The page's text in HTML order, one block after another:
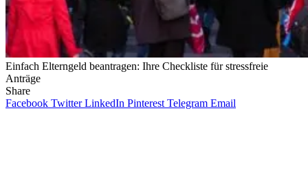
Einfach Elterngeld beantragen: Ihre Checkliste für stressfreie
Anträge
Share
Facebook Twitter LinkedIn Pinterest Telegram Email